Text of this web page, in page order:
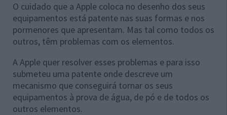
O cuidado que a Apple coloca no desenho dos seus
equipamentos está patente nas suas formas e nos
pormenores que apresentam. Mas tal como todos os
outros, têm problemas com os elementos.
A Apple quer resolver esses problemas e para isso
submeteu uma patente onde descreve um
mecanismo que conseguirá tornar os seus
equipamentos à prova de água, de pó e de todos os
outros elementos.